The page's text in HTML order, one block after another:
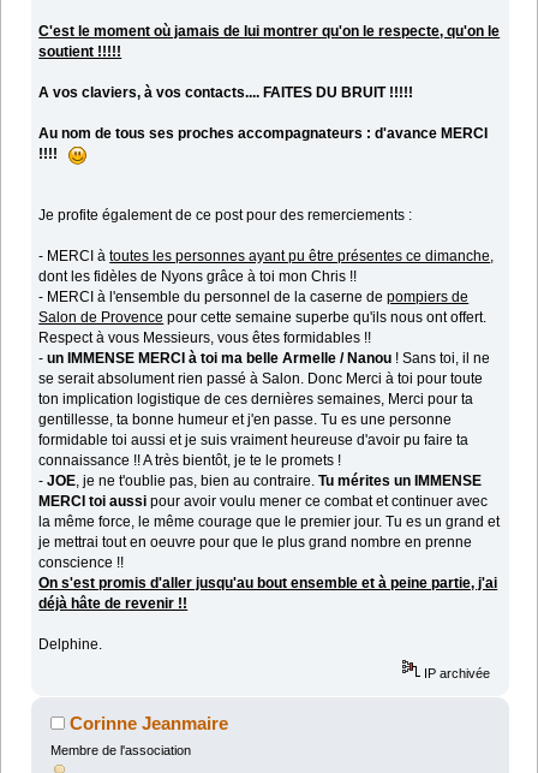
C'est le moment où jamais de lui montrer qu'on le respecte, qu'on le
soutient !!!!!
A vos claviers, à vos contacts.... FAITES DU BRUIT !!!!!
Au nom de tous ses proches accompagnateurs : d'avance MERCI
!!!!
Je profite également de ce post pour des remerciements :
- MERCI àtoutes les personnes ayant pu être présentes ce dimanche
dont les fidèles de Nyons grâce à toi mon Chris !!
- MERCI à l'ensemble du personnel de la caserne depompiers de
Salon de Provence pour cette semaine superbe qu'ils nous ont offert.
Respect à vous Messieurs, vous êtes formidables !!
-un IMMENSE MERCI à toi ma belle Armelle / Nanou ! Sans toi, il ne
se serait absolument rien passé à Salon. Donc Merci à toi pour toute
ton implication logistique de ces dernières semaines, Merci pour ta
gentillesse, ta bonne humeur et j'en passe. Tu es une personne
formidable toi aussi et je suis vraiment heureuse d'avoir pu faire ta
connaissance !! A très bientôt, je te le promets !
-JOE , je ne t'oublie pas, bien au contraire.Tu mérites un IMMENSE
MERCI toi aussi pour avoir voulu mener ce combat et continuer avec
la même force, le même courage que le premier jour. Tu es un grand et
je mettrai tout en oeuvre pour que le plus grand nombre en prenne
conscience !!
On s'est promis d'aller jusqu'au bout ensemble et à peine partie, j'ai
déjà hâte de revenir !!
Delphine.
IP archivée
Corinne Jeanmaire
Membre de l'association